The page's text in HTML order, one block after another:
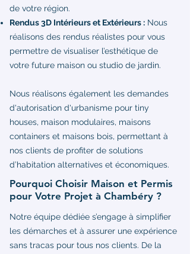
de votre région.
Rendus 3D Intérieurs et Extérieurs : Nous
réalisons des rendus réalistes pour vous
permettre de visualiser l’esthétique de
votre future maison ou studio de jardin.
Nous réalisons également les demandes
d'autorisation d'urbanisme pour tiny
houses, maison modulaires, maisons
containers et maisons bois, permettant à
nos clients de profiter de solutions
d’habitation alternatives et économiques.
Pourquoi Choisir Maison et Permis
pour Votre Projet à Chambéry ?
Notre équipe dédiée s’engage à simplifier
les démarches et à assurer une expérience
sans tracas pour tous nos clients. De la